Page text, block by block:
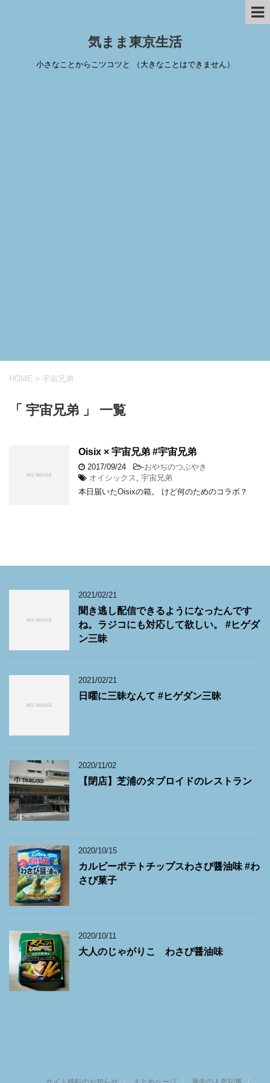
気まま東京生活
小さなことからこツコツと （大きなことはできません）
HOME > 宇宙兄弟
「 宇宙兄弟 」 一覧
Oisix × 宇宙兄弟 #宇宙兄弟
2017/09/24 -おやぢのつぶやき
オイシックス
宇宙兄弟
本日届いたOisixの箱。 けど何のためのコラボ？
2021/02/21
聞き逃し配信できるようになったんです
ね。ラジコにも対応して欲しい。 #ヒゲダ
ン三昧
2021/02/21
日曜に三昧なんて #ヒゲダン三昧
2020/11/02
【閉店】芝浦のタブロイドのレストラン
2020/10/15
カルビーポテトチップスわさび醤油味 #わ
さび菓子
2020/10/11
大人のじゃがりこ わさび醤油味